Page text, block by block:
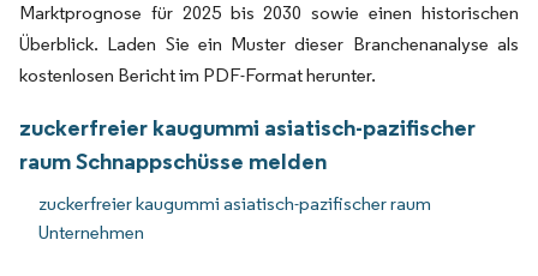
Marktprognose für 2025 bis 2030 sowie einen historischen
Überblick. Laden Sie ein Muster dieser Branchenanalyse als
kostenlosen Bericht im PDF-Format herunter.
zuckerfreier kaugummi asiatisch-pazifischer
raum Schnappschüsse melden
zuckerfreier kaugummi asiatisch-pazifischer raum
Unternehmen